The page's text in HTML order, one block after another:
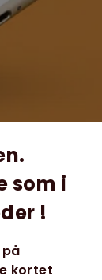
som i
!
kortet